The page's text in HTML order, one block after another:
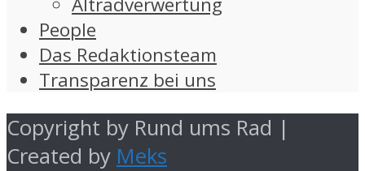
People
Das Redaktionsteam
Transparenz bei uns
Copyright by Rund ums Rad |
Created by Meks